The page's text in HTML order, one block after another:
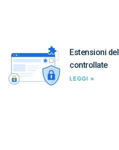
Estensioni
controllate
LEGGI »